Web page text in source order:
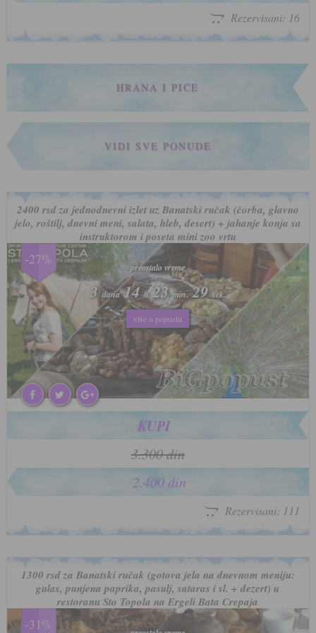
Rezervisani: 16
HRANA I PIĆE
VIDI SVE PONUDE
2400 rsd za jednodnevni izlet uz Banatski ručak (čorba, glavno
jelo, roštilj, dnevni meni, salata, hleb, desert) + jahanje konja sa
instruktorom i poseta mini zoo vrtu
-27%
preostalo vreme
3dana 14h 23min. 26sek.
više o popustu
preostalo vreme
3dana 14h 23min. 26sek.
više o popustu
KUPI
3.300 din
2.400 din
Rezervisani: 111
1300 rsd za Banatski ručak (gotova jela na dnevnom meniju:
gulas, punjena paprika, pasulj, sataras i sl. + dezert) u
restoranu Sto Topola na Ergeli Bata Crepaja
-31%